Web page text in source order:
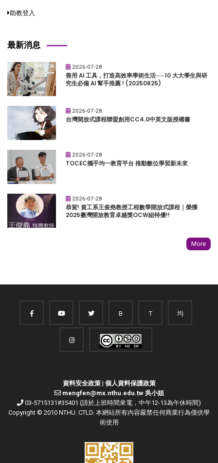
助教登入
最新消息
2026-07-28
善用 AI 工具，打造高效率學術生活──10 大大學生與研
究生必備 AI 幫手推薦 ! (20250825)
2026-07-28
台灣開放式課程聯盟創用CC4.0中英文版授權書
2026-07-28
TOCEC攜手均一教育平台 推動數位學習新未來
2026-07-28
恭賀! 資工系王俊堯教授工程數學開放式課程｜榮獲
2025臺灣開放教育卓越獎OCW組特優!!
More
B T 均
資料安全政策| 個人資料保護政策
mengfen@mx.nthu.edu.tw 吳小姐
03-5715131#35401 (請於上班時間來電，中午12-13為午休時間)
Copyright © 2010 NTHU. CTLD. 本網站所有內容嚴禁任何商業行為僅供學
術使用